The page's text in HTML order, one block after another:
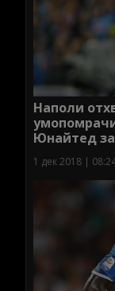
Наполи
Юнайтед
1 дек 2018 |